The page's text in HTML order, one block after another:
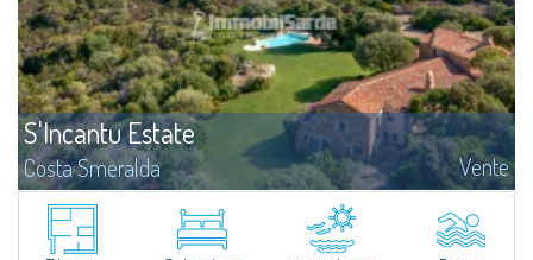
S'Incantu Estate
Costa Smeralda Vente
Superbe villa au style typique de la Gallura, caractérisant toutes les plus
belles demeures de la Costa Smeralda.Sur les vertes collines de San
Pantaleo, position exceptionnelle et discrète, Villa Aglentina jouit d'une...